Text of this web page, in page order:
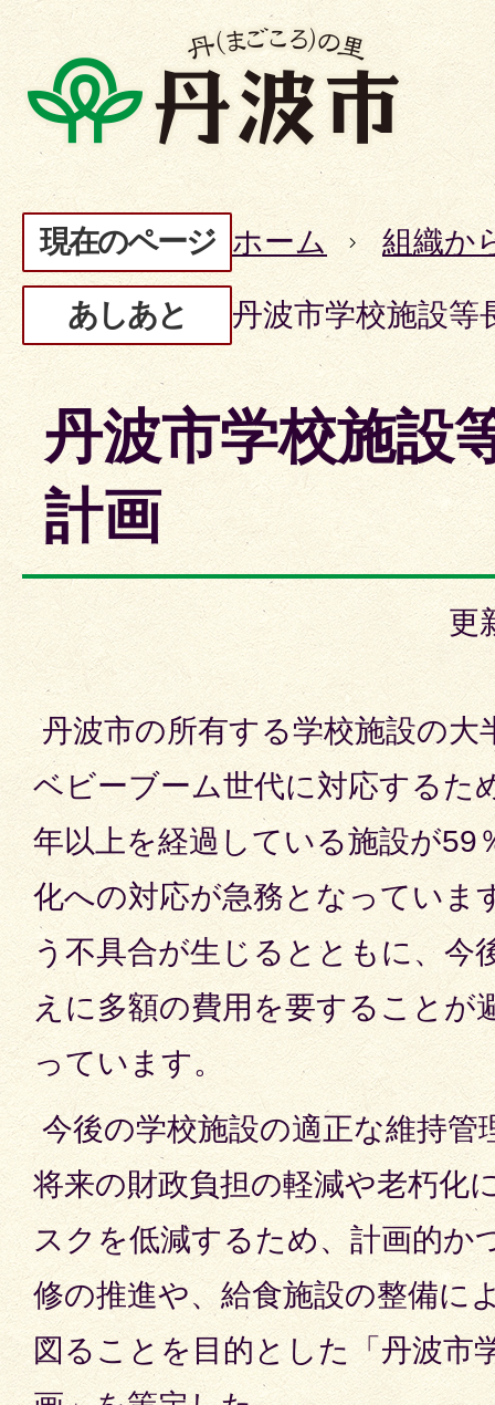
現在のページ ホーム 組織か
あしあと 丹波市学校施設等
丹波市学校施設
計画
更
丹波市の所有する学校施設の大
ベビーブーム世代に対応するた
年以上を経過している施設が59
化への対応が急務となっていま
う不具合が生じるとともに、今
えに多額の費用を要することが
っています。
今後の学校施設の適正な維持管
将来の財政負担の軽減や老朽化
スクを低減するため、計画的か
修の推進や、給食施設の整備に
図ることを目的とした「丹波市